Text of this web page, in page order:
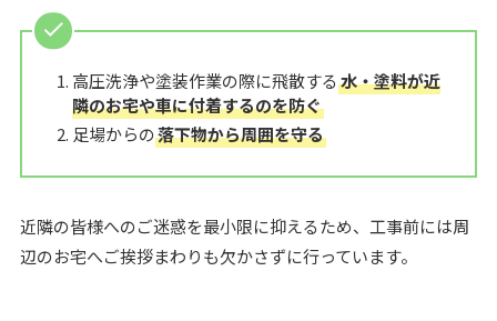
高圧洗浄や塗装作業の際に飛散する 水・塗料が近
隣のお宅や車に付着するのを防ぐ
足場からの落下物から周囲を守る
近隣の皆様へのご迷惑を最小限に抑えるため、工事前には周
辺のお宅へご挨拶まわりも欠かさずに行っています。